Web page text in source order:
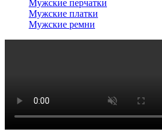
Мужские перчатки
Мужские платки
Мужские ремни